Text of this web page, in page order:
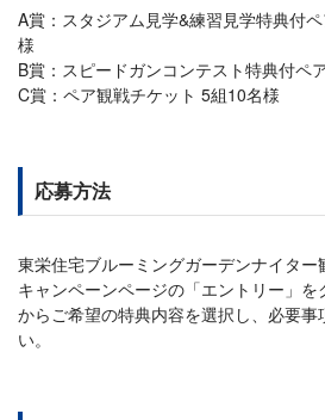
A賞：スタジアム見学&練習見学特典付
様
B賞：スピードガンコンテスト特典付ペ
C賞：ペア観戦チケット 5組10名様
応募方法
東栄住宅ブルーミングガーデンナイター
キャンペーンページの「エントリー」
からご希望の特典内容を選択し、必要事
い。